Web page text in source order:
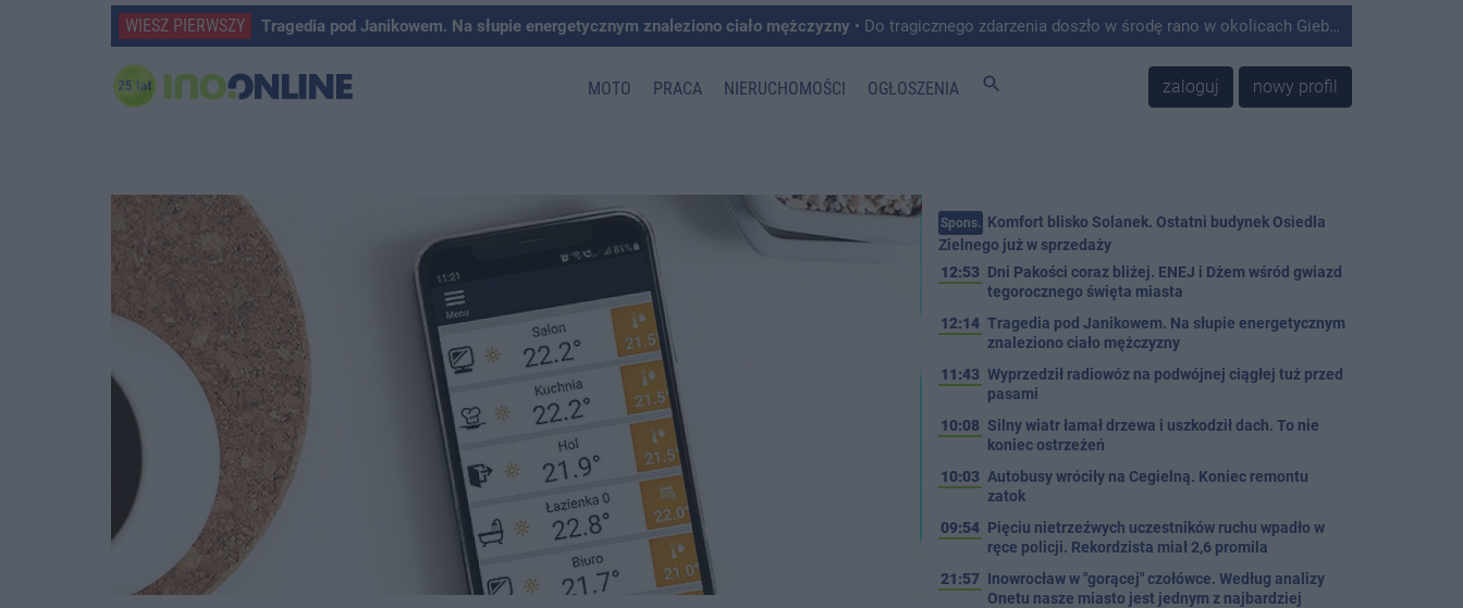
WIESZ PIERWSZY Tragedia pod Janikowem. Na słupie energetycznym znaleziono ciało mężczyzny • Do tragicznego zdarzenia doszło w środę rano w okolicach Giebni koło Janikowa. Wówczas na słupie energetycznym odnaleziono ciało mężczyzny.
MOTO PRACA NIERUCHOMOŚCI OGŁOSZENIA search zaloguj nowy profil
Spons. Komfort blisko Solanek. Ostatni budynek Osiedla
Zielnego już w sprzedaży
12:53 Dni Pakości coraz bliżej. ENEJ i Dżem wśród gwiazd
tegorocznego święta miasta
12:14 Tragedia pod Janikowem. Na słupie energetycznym
znaleziono ciało mężczyzny
11:43 Wyprzedził radiowóz na podwójnej ciągłej tuż przed
pasami
10:08 Silny wiatr łamał drzewa i uszkodził dach. To nie
koniec ostrzeżeń
10:03 Autobusy wróciły na Cegielną. Koniec remontu
zatok
09:54 Pięciu nietrzeźwych uczestników ruchu wpadło w
ręce policji. Rekordzista miał 2,6 promila
21:57 Inowrocław w "gorącej" czołówce. Według analizy
Onetu nasze miasto jest jednym z najbardziej